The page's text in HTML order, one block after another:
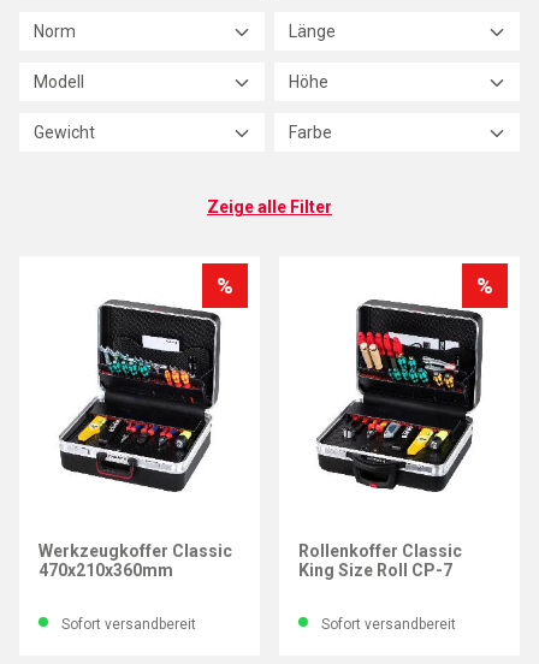
Norm Länge
Modell Höhe
Gewicht Farbe
Zeige alle Filter
%
Werkzeugkoffer Classic
470x210x360mm
Sofort versandbereit
%
Rollenkoffer Classic
King Size Roll CP-7
Sofort versandbereit